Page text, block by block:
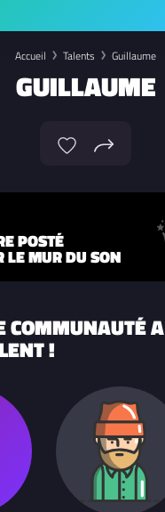
Accueil Talents Guillaume
GUILLAUME
POSTÉ
LE MUR DU SON
COMMUNAUTÉ A
!